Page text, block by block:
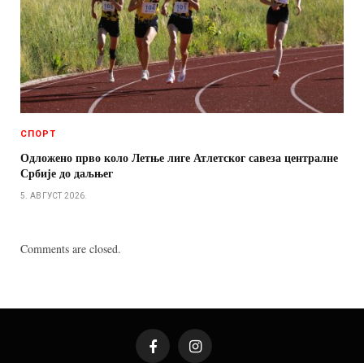
СПОРТ
Одложено прво коло Летње лиге Атлетског савеза централне
Србије до даљњег
5. АВГУСТ 2026.
Comments are closed.
FacebookInstagram